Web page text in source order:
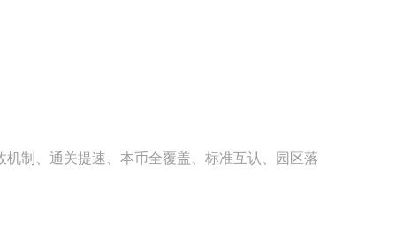
制、通关提速、本币全覆盖、标准互认、园区落